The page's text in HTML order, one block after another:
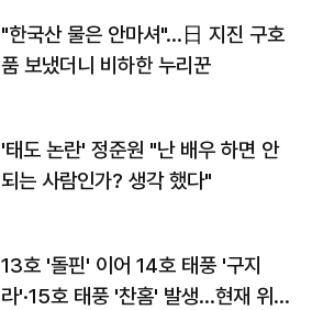
"한국산 물은 안마셔"…日 지진 구호
품 보냈더니 비하한 누리꾼
'태도 논란' 정준원 "난 배우 하면 안
되는 사람인가? 생각 했다"
13호 '돌핀' 이어 14호 태풍 '구지
라'·15호 태풍 '찬홈' 발생…현재 위